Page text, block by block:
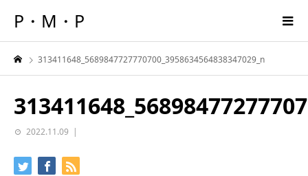
P・M・P
313411648_5689847727770700_3958634564838347029_n
2022.11.09